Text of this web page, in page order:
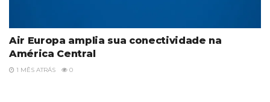
Air Europa amplia sua conectividade na
América Central
1 MÊS ATRÁS 0